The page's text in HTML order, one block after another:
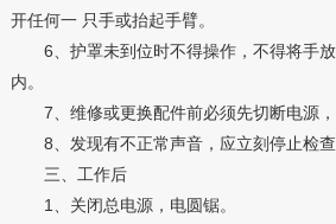
开任何一 只手或抬起手臂。
6、护罩未到位时不得操作，不得将手放
内。
7、维修或更换配件前必须先切断电源，
8、发现有不正常声音，应立刻停止检查
三、工作后
1、关闭总电源，电圆锯。